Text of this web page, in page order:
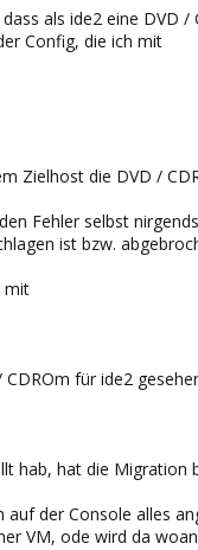
als ide2 eine DVD
Config, die ich mit
Zielhost die DVD /
Fehler selbst
ist bzw.
mit
für ide2
hab, hat die Migration
der Console alles
VM, ode wird da